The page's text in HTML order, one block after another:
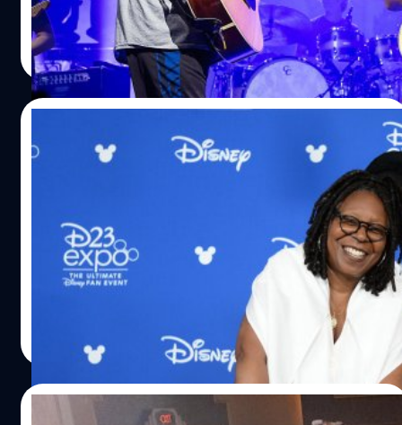
ประภาส อยู่เย็น| 751 days ago
Read More
แม่ชอบที่นี่ Whoopi Goldberg เคยแอบเอา
อัฐิของแม่ไปโปรยไว้ที่เครื่องเล่น ‘It’s A Small
เพราะว่าแม่ชอบที่นี่ Whoopi Goldberg เคยแอบเอาอัฐิของแม่
ไปโปรยไว้ที่เครื่องเล่น 'It's A Small World' ในสวนสนุก
Disneyland
Read More